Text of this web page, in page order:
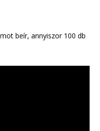
beír, annyiszor 100 db